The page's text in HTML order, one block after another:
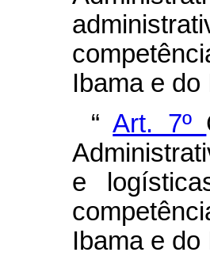
Ibama e do
“Art. 7º
e
Ibama e do